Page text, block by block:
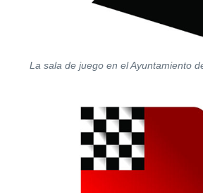
La sala de juego en el Ayuntamiento